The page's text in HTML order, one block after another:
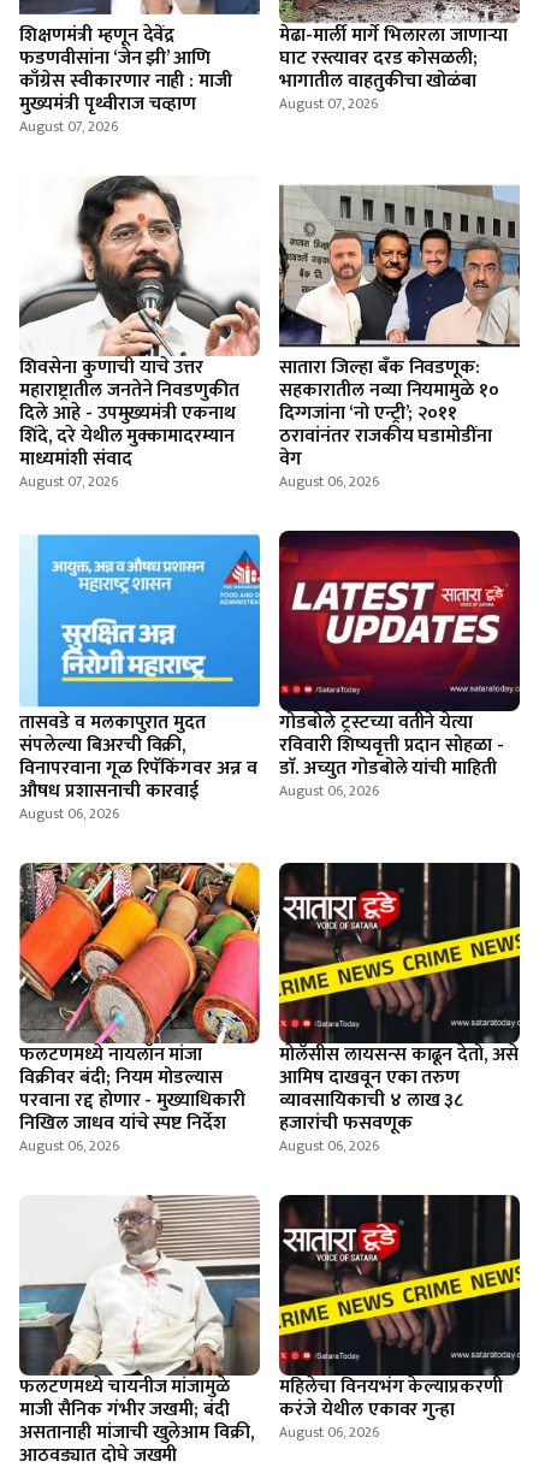
शिक्षणमंत्री म्हणून देवेंद्र
फडणवीसांना ‘जेन झी’ आणि
काँग्रेस स्वीकारणार नाही : माजी
मुख्यमंत्री पृथ्वीराज चव्हाण
August 07, 2026
मेढा-मार्ली मार्गे भिलारला जाणाऱ्या
घाट रस्त्यावर दरड कोसळली;
भागातील वाहतुकीचा खोळंबा
August 07, 2026
शिवसेना कुणाची याचे उत्तर
महाराष्ट्रातील जनतेने निवडणुकीत
दिले आहे - उपमुख्यमंत्री एकनाथ
शिंदे, दरे येथील मुक्कामादरम्यान
माध्यमांशी संवाद
August 07, 2026
सातारा जिल्हा बँक निवडणूक:
सहकारातील नव्या नियमामुळे १०
दिग्गजांना ‘नो एन्ट्री’; २०११
ठरावांनंतर राजकीय घडामोडींना
वेग
August 06, 2026
तासवडे व मलकापुरात मुदत
संपलेल्या बिअरची विक्री,
विनापरवाना गूळ रिपॅकिंगवर अन्न व
औषध प्रशासनाची कारवाई
August 06, 2026
गोडबोले ट्रस्टच्या वतीने येत्या
रविवारी शिष्यवृत्ती प्रदान सोहळा -
डाॅ. अच्युत गोडबोले यांची माहिती
August 06, 2026
फलटणमध्ये नायलॉन मांजा
विक्रीवर बंदी; नियम मोडल्यास
परवाना रद्द होणार - मुख्याधिकारी
निखिल जाधव यांचे स्पष्ट निर्देश
August 06, 2026
माेलॅसीस लायसन्स काढून देतो, असे
आमिष दाखवून एका तरुण
व्यावसायिकाची ४ लाख ३८
हजारांची फसवणूक
August 06, 2026
फलटणमध्ये चायनीज मांजामुळे
माजी सैनिक गंभीर जखमी; बंदी
असतानाही मांजाची खुलेआम विक्री,
आठवड्यात दोघे जखमी
महिलेचा विनयभंग केल्याप्रकरणी
करंजे येथील एकावर गुन्हा
August 06, 2026